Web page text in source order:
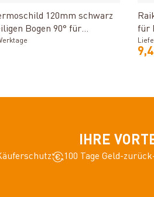
120mm schwarz
Bogen 90° für
für
IHRE
100 Tage Geld-